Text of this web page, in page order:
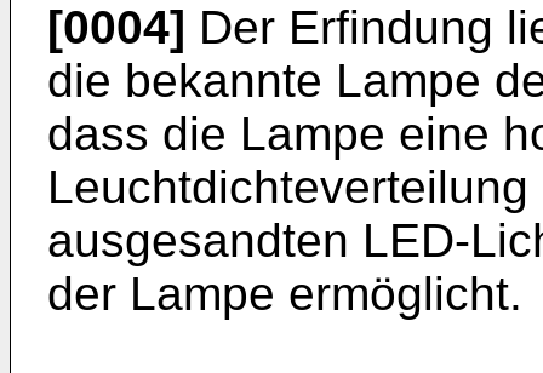
[0004] Der Erfindung
die bekannte Lampe
dass die Lampe eine
ausgesandten LED-
der Lampe ermöglicht.